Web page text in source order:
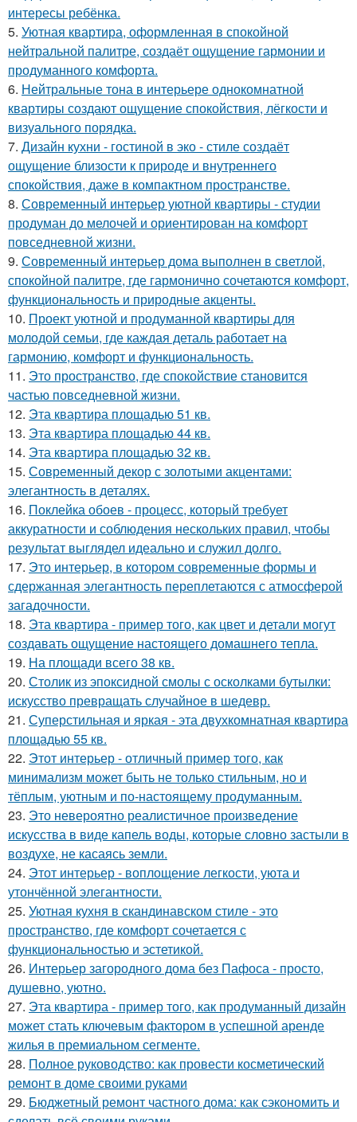
интересы ребёнка.
5. Уютная квартира, оформленная в спокойной
нейтральной палитре, создаёт ощущение гармонии и
продуманного комфорта.
6. Нейтральные тона в интерьере однокомнатной
квартиры создают ощущение спокойствия, лёгкости и
визуального порядка.
7. Дизайн кухни - гостиной в эко - стиле создаёт
ощущение близости к природе и внутреннего
спокойствия, даже в компактном пространстве.
8. Современный интерьер уютной квартиры - студии
продуман до мелочей и ориентирован на комфорт
повседневной жизни.
9. Современный интерьер дома выполнен в светлой,
спокойной палитре, где гармонично сочетаются комфорт,
функциональность и природные акценты.
10. Проект уютной и продуманной квартиры для
молодой семьи, где каждая деталь работает на
гармонию, комфорт и функциональность.
11. Это пространство, где спокойствие становится
частью повседневной жизни.
12. Эта квартира площадью 51 кв.
13. Эта квартира площадью 44 кв.
14. Эта квартира площадью 32 кв.
15. Современный декор с золотыми акцентами:
элегантность в деталях.
16. Поклейка обоев - процесс, который требует
аккуратности и соблюдения нескольких правил, чтобы
результат выглядел идеально и служил долго.
17. Это интерьер, в котором современные формы и
сдержанная элегантность переплетаются с атмосферой
загадочности.
18. Эта квартира - пример того, как цвет и детали могут
создавать ощущение настоящего домашнего тепла.
19. На площади всего 38 кв.
20. Столик из эпоксидной смолы с осколками бутылки:
искусство превращать случайное в шедевр.
21. Суперстильная и яркая - эта двухкомнатная квартира
площадью 55 кв.
22. Этот интерьер - отличный пример того, как
минимализм может быть не только стильным, но и
тёплым, уютным и по-настоящему продуманным.
23. Это невероятно реалистичное произведение
искусства в виде капель воды, которые словно застыли в
воздухе, не касаясь земли.
24. Этот интерьер - воплощение легкости, уюта и
утончённой элегантности.
25. Уютная кухня в скандинавском стиле - это
пространство, где комфорт сочетается с
функциональностью и эстетикой.
26. Интерьер загородного дома без Пафоса - просто,
душевно, уютно.
27. Эта квартира - пример того, как продуманный дизайн
может стать ключевым фактором в успешной аренде
жилья в премиальном сегменте.
28. Полное руководство: как провести косметический
ремонт в доме своими руками
29. Бюджетный ремонт частного дома: как сэкономить и